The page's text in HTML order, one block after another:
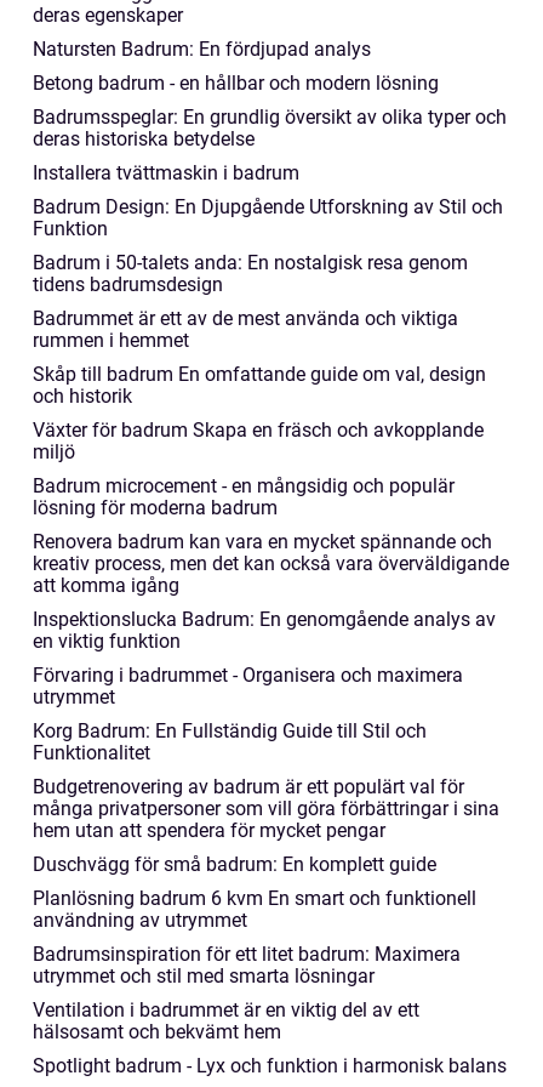
deras egenskaper
Natursten Badrum: En fördjupad analys
Betong badrum - en hållbar och modern lösning
Badrumsspeglar: En grundlig översikt av olika typer och
deras historiska betydelse
Installera tvättmaskin i badrum
Badrum Design: En Djupgående Utforskning av Stil och
Funktion
Badrum i 50-talets anda: En nostalgisk resa genom
tidens badrumsdesign
Badrummet är ett av de mest använda och viktiga
rummen i hemmet
Skåp till badrum En omfattande guide om val, design
och historik
Växter för badrum Skapa en fräsch och avkopplande
miljö
Badrum microcement - en mångsidig och populär
lösning för moderna badrum
Renovera badrum kan vara en mycket spännande och
kreativ process, men det kan också vara överväldigande
att komma igång
Inspektionslucka Badrum: En genomgående analys av
en viktig funktion
Förvaring i badrummet - Organisera och maximera
utrymmet
Korg Badrum: En Fullständig Guide till Stil och
Funktionalitet
Budgetrenovering av badrum är ett populärt val för
många privatpersoner som vill göra förbättringar i sina
hem utan att spendera för mycket pengar
Duschvägg för små badrum: En komplett guide
Planlösning badrum 6 kvm En smart och funktionell
användning av utrymmet
Badrumsinspiration för ett litet badrum: Maximera
utrymmet och stil med smarta lösningar
Ventilation i badrummet är en viktig del av ett
hälsosamt och bekvämt hem
Spotlight badrum - Lyx och funktion i harmonisk balans